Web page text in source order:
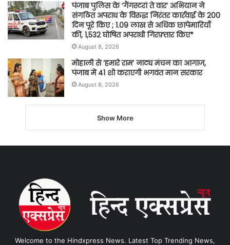
पंजाब पुलिस के ‘गैंगस्टरां ते वार’ अभियान ने
संगठित अपराध के विरुद्ध निरंतर कार्रवाई के 200
दिन पूरे किए ; 1.09 लाख से अधिक छापेमारियाँ
कीं, 1,532 घोषित अपराधी गिरफ़्तार किए*
August 8, 2026
मोहाली से ‘हमारे राम’ नाट्य मंचन का आगाज,
पंजाब में 41 शो कराएगी भगवंत मान सरकार
August 8, 2026
Show More
Welcome to the Hindxpress News. Latest Top Trending News,